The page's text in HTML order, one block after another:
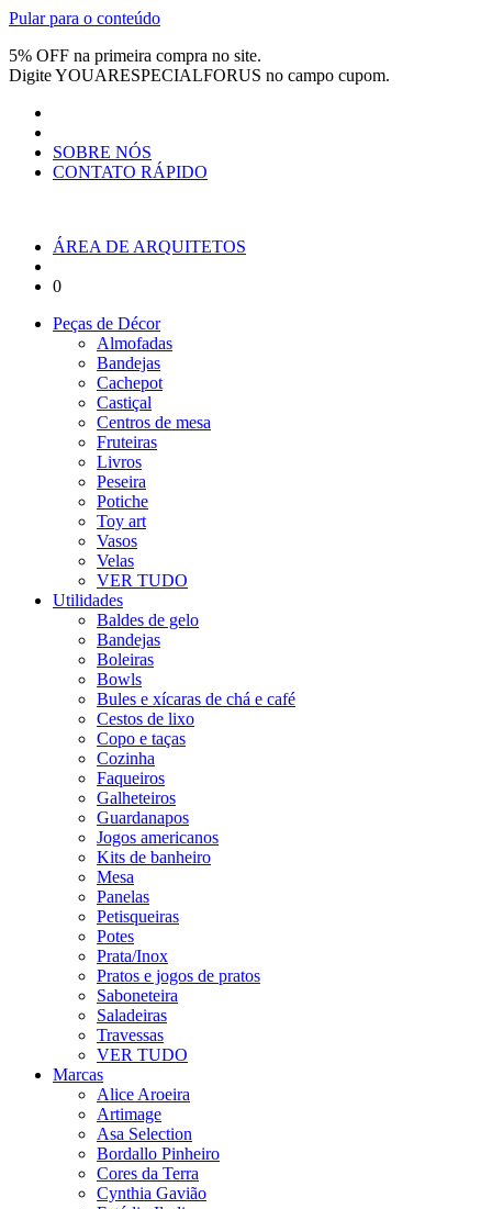
Pular para o conteúdo
5% OFF na primeira compra no site.
DigiteYOUARESPECIALFORUS no campo cupom.
SOBRE NÓS
CONTATO RÁPIDO
ÁREA DE ARQUITETOS
0
Peças de Décor
Almofadas
Bandejas
Cachepot
Castiçal
Centros de mesa
Fruteiras
Livros
Peseira
Potiche
Toy art
Vasos
Velas
VER TUDO
Utilidades
Baldes de gelo
Bandejas
Boleiras
Bowls
Bules e xícaras de chá e café
Cestos de lixo
Copo e taças
Cozinha
Faqueiros
Galheteiros
Guardanapos
Jogos americanos
Kits de banheiro
Mesa
Panelas
Petisqueiras
Potes
Prata/Inox
Pratos e jogos de pratos
Saboneteira
Saladeiras
Travessas
VER TUDO
Marcas
Alice Aroeira
Artimage
Asa Selection
Bordallo Pinheiro
Cores da Terra
Cynthia Gavião